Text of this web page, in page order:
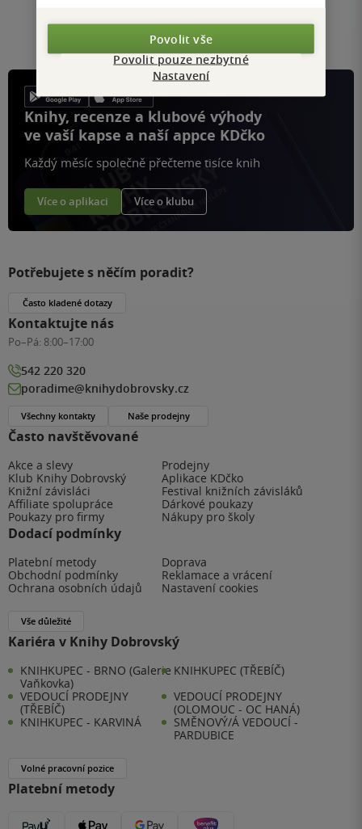
stránku
Knihy, recenze a klubové výhody
ve vaší kapse a naší appce KDčko
Každý měsíc společně přečteme tisíce knih
Více o aplikaci Více o klubu
Často navštěvované
Akce a slevy
Prodejny
Klub Knihy Dobrovský
Aplikace KDčko
Knižní závisláci
Festival knižních závisláků
Affiliate spolupráce
Dárkové poukazy
Poukazy pro firmy
Nákupy pro školy
Dodací podmínky
Platební metody
Doprava
Obchodní podmínky
Reklamace a vrácení
Ochrana osobních údajů
Nastavení cookies
Vše důležité
Kariéra v Knihy Dobrovský
KNIHKUPEC - BRNO (Galerie
Vaňkovka)
KNIHKUPEC (TŘEBÍČ)
VEDOUCÍ PRODEJNY
(TŘEBÍČ)
VEDOUCÍ PRODEJNY
(OLOMOUC - OC HANÁ)
KNIHKUPEC - KARVINÁ
SMĚNOVÝ/Á VEDOUCÍ -
PARDUBICE
Volné pracovní pozice
Platební metody
Potřebujete s něčím poradit?
Často kladené dotazy
Kontaktujte nás
Po–Pá: 8:00–17:00
542 220 320
poradime@knihydobrovsky.cz
Všechny kontakty Naše prodejny
Povolit vše
Povolit pouze nezbytné
Nastavení